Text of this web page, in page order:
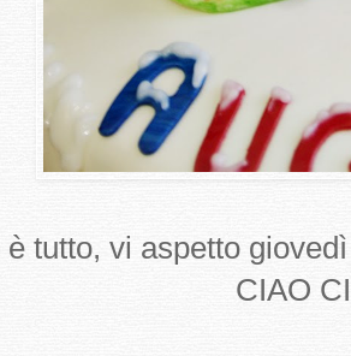
è tutto, vi aspetto
CIAO